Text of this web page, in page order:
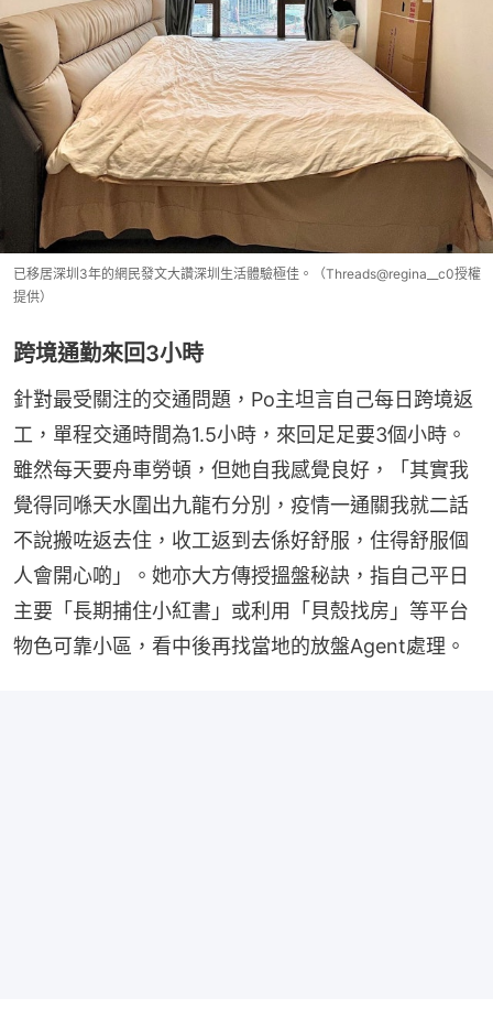
已移居深圳3年的網民發文大讚深圳生活體驗極佳。（Threads@regina__c0授權
提供）
跨境通勤來回3小時
針對最受關注的交通問題，Po主坦言自己每日跨境返
工，單程交通時間為1.5小時，來回足足要3個小時。
雖然每天要舟車勞頓，但她自我感覺良好，「其實我
覺得同喺天水圍出九龍冇分別，疫情一通關我就二話
不說搬咗返去住，收工返到去係好舒服，住得舒服個
人會開心啲」。她亦大方傳授搵盤秘訣，指自己平日
主要「長期捕住小紅書」或利用「貝殼找房」等平台
物色可靠小區，看中後再找當地的放盤Agent處理。